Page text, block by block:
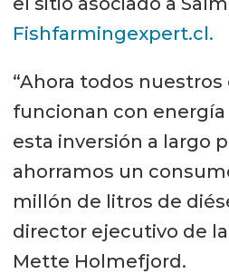
Fishfarmingexpert.cl.
“Ahora todos
funcionan con energía
esta inversión a largo
ahorramos un
millón de litros de
director ejecutivo de
Mette Holmefjord.